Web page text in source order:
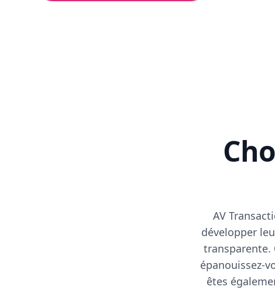
AV
développer
transparente.
épanouissez-
êtes